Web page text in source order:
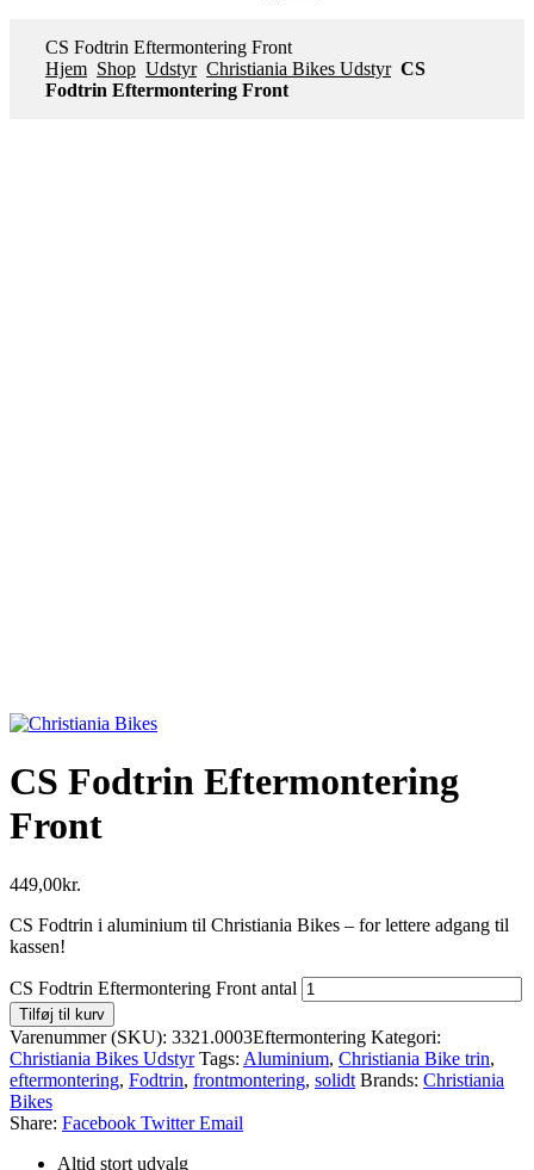
CS Fodtrin Eftermontering Front
Hjem Shop Udstyr Christiania Bikes Udstyr CS
Fodtrin Eftermontering Front
CS Fodtrin Eftermontering
Front
449,00kr.
CS Fodtrin i aluminium til Christiania Bikes – for lettere adgang til
kassen!
CS Fodtrin Eftermontering Front antal
Tilføj til kurv
Varenummer (SKU): 3321.0003Eftermontering Kategori:
Christiania Bikes Udstyr Tags: Aluminium, Christiania Bike trin,
eftermontering, Fodtrin, frontmontering, solidt Brands: Christiania
Bikes
Share: Facebook Twitter Email
Altid stort udvalg